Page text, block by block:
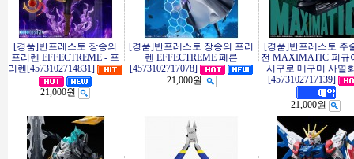
[경품]반프레스토 장송의
프리렌 EFFECTREME - 프
리렌[4573102714831]
21,000원
[경품]반프레스토 장송의 프리
렌 EFFECTREME 페른
[4573102717078]
21,000원
[경품]반프레스토 주
전 MAXIMATIC 피규
시구로 메구미 사멸
[4573102717139]
21,000원